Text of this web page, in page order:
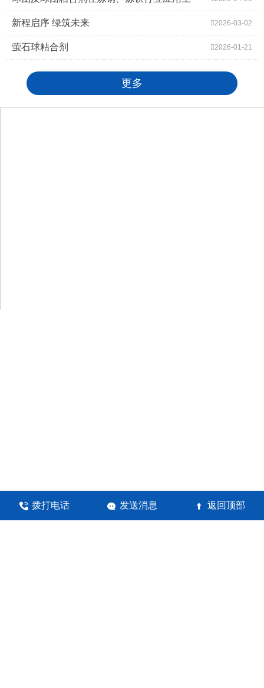
2026-03-02
新程启序 绿筑未来
2026-01-21
萤石球粘合剂
更多
 拨打电话  发送消息  返回顶部